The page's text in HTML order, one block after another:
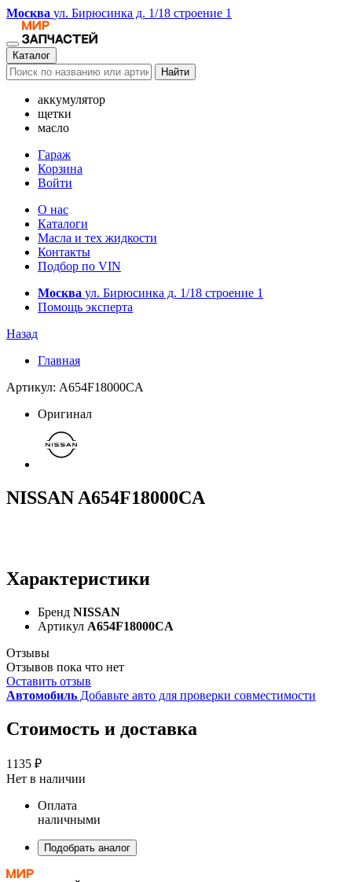
Москва ул. Бирюсинка д. 1/18 строение 1
Каталог
Найти
аккумулятор
щетки
масло
Гараж
Корзина
Войти
О нас
Каталоги
Масла и тех жидкости
Контакты
Подбор по VIN
Москва ул. Бирюсинка д. 1/18 строение 1
Помощь эксперта
Назад
Главная
Артикул: A654F18000CA
Оригинал
NISSAN A654F18000CA
Характеристики
Бренд NISSAN
Артикул A654F18000CA
Отзывы
Отзывов пока что нет
Оставить отзыв
Автомобиль Добавьте авто для проверки совместимости
Стоимость и доставка
1135 ₽
Нет в наличии
Оплата
наличными
Подобрать аналог